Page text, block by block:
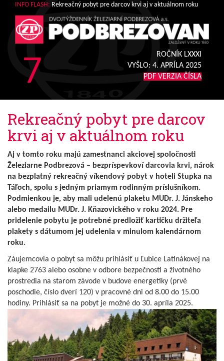
INFO FLASH: Rekreačný pobyt pre darcov krvi aj v aktuálnom roku
7
ROČNÍK LXXXI
VYŠLO: 4. APRÍLA 2025
PDF VERZIA ČÍSLA
Rekreačný pobyt pre darcov
krvi aj v aktuálnom roku
Aj v tomto roku majú zamestnanci akciovej spoločnosti
Železiarne Podbrezová – bezpríspevkoví darcovia krvi, nárok
na bezplatný rekreačný víkendový pobyt v hoteli Stupka na
Táľoch, spolu s jedným priamym rodinným príslušníkom.
Podmienkou je, aby mali udelenú plaketu MUDr. J. Jánskeho
alebo medailu MUDr. J. Kňazovického v roku 2024. Pre
pridelenie pobytu je potrebné predložiť kartičku držiteľa
plakety s dátumom jej udelenia v minulom kalendárnom
roku.
Záujemcovia o pobyt sa môžu prihlásiť u Ľubice Latinákovej na
klapke 2763 alebo osobne v odbore bezpečnosti a životného
prostredia na starom závode v budove energetiky (prvé
poschodie, číslo dverí 120) v pracovné dni od 8.00 do 15.00
hodiny. Prihlásiť sa na pobyt je možné do 30. apríla 2025.